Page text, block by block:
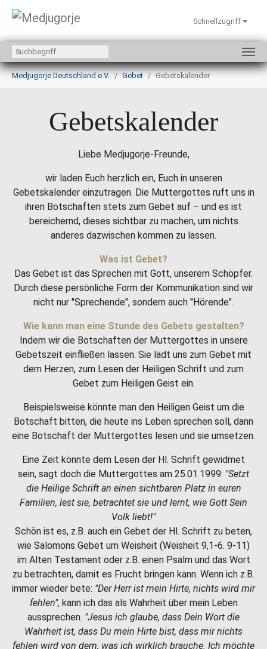
Zum Hauptinhalt springen
Schnellzugriff
Sie sind hier:
Medjugorje Deutschland e.V.
Gebet Gebetskalender
Gebetskalender
Liebe Medjugorje-Freunde,
wir laden Euch herzlich ein, Euch in unseren
Gebetskalender einzutragen. Die Muttergottes ruft uns in
ihren Botschaften stets zum Gebet auf – und es ist
bereichernd, dieses sichtbar zu machen, um nichts
anderes dazwischen kommen zu lassen.
Was ist Gebet?
Das Gebet ist das Sprechen mit Gott, unserem Schöpfer.
Durch diese persönliche Form der Kommunikation sind wir
nicht nur "Sprechende", sondern auch "Hörende".
Wie kann man eine Stunde des Gebets gestalten?
Indem wir die Botschaften der Muttergottes in unsere
Gebetszeit einfließen lassen. Sie lädt uns zum Gebet mit
dem Herzen, zum Lesen der Heiligen Schrift und zum
Gebet zum Heiligen Geist ein.
Beispielsweise könnte man den Heiligen Geist um die
Botschaft bitten, die heute ins Leben sprechen soll, dann
eine Botschaft der Muttergottes lesen und sie umsetzen.
Eine Zeit könnte dem Lesen der Hl. Schrift gewidmet
sein, sagt doch die Muttergottes am 25.01.1999: "Setzt
die Heilige Schrift an einen sichtbaren Platz in euren
Familien, lest sie, betrachtet sie und lernt, wie Gott Sein
Volk liebt!"
Schön ist es, z.B. auch ein Gebet der Hl. Schrift zu beten,
wie Salomons Gebet um Weisheit (Weisheit 9,1-6. 9-11)
im Alten Testament oder z.B. einen Psalm und das Wort
zu betrachten, damit es Frucht bringen kann. Wenn ich z.B.
immer wieder bete: "Der Herr ist mein Hirte, nichts wird mir
fehlen", kann ich das als Wahrheit über mein Leben
aussprechen. "Jesus ich glaube, dass Dein Wort die
Wahrheit ist, dass Du mein Hirte bist, dass mir nichts
fehlen wird von dem, was ich wirklich brauche. Ich möchte